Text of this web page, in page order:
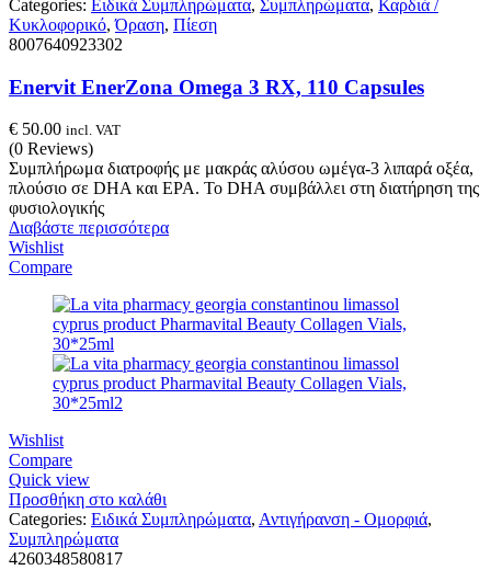
Categories: Ειδικά Συμπληρώματα, Συμπληρώματα, Καρδιά /
Κυκλοφορικό,Όραση, Πίεση
8007640923302
Enervit EnerZona Omega 3 RX, 110 Capsules
€ 50.00 incl. VAT
(0 Reviews)
Συμπλήρωμα διατροφής με μακράς αλύσου ωμέγα-3 λιπαρά οξέα,
πλούσιο σε DHA και EPA. Το DHA συμβάλλει στη διατήρηση της
φυσιολογικής
Διαβάστε περισσότερα
Wishlist
Compare
Wishlist
Compare
Quick view
Προσθήκη στο καλάθι
Categories: Ειδικά Συμπληρώματα, Αντιγήρανση - Ομορφιά,
Συμπληρώματα
4260348580817